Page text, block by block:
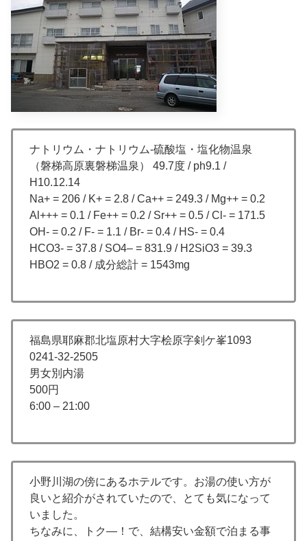
ナトリウム・ナトリウム-硫酸塩・塩化物温泉
（磐梯高原裏磐梯温泉） 49.7度 / ph9.1 /
H10.12.14
Na+ = 206 / K+ = 2.8 / Ca++ = 249.3 / Mg++ = 0.2
Al+++ = 0.1 / Fe++ = 0.2 / Sr++ = 0.5 / Cl- = 171.5
OH- = 0.2 / F- = 1.1 / Br- = 0.4 / HS- = 0.4
HCO3- = 37.8 / SO4– = 831.9 / H2SiO3 = 39.3
HBO2 = 0.8 / 成分総計 = 1543mg
福島県耶麻郡北塩原村大字桧原字剣ケ峯1093
0241-32-2505
男女別内湯
500円
6:00 – 21:00
小野川湖の傍にあるホテルです。お湯の使い方が
良いと紹介がされていたので、とても気になって
いました。
ちなみに、トク―！で、結構安い金額で泊まる事